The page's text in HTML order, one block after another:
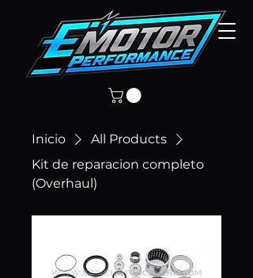
Inicio
All Products
Kit de reparacion completo
(Overhaul)